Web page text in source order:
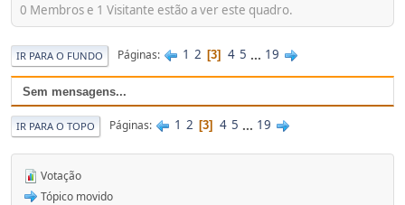
0 Membros e 1 Visitante estão a ver este quadro.
IR PARA O FUNDO Páginas 1 2 3 4 5 ... 19
Sem mensagens...
IR PARA O TOPO Páginas 1 2 3 4 5 ... 19
Votação
Tópico movido